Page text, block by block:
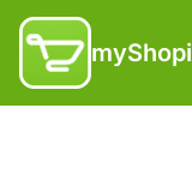
myShopi